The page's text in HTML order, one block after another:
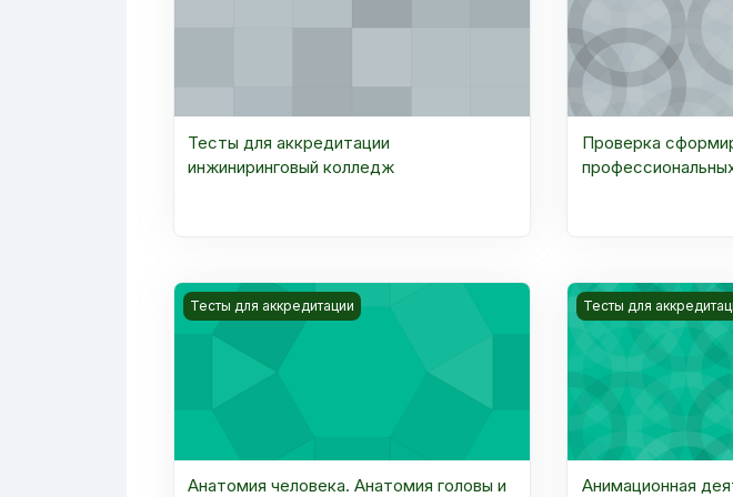
Тесты для аккредитации
инжиниринговый колледж
Проверка
Kurs rasmi Анатомия человека. Анатомия головы и шеи
Тесты для аккредитации
Анатомия человека. Анатомия головы и
Kurs rasmi
Тесты для
Анимационная